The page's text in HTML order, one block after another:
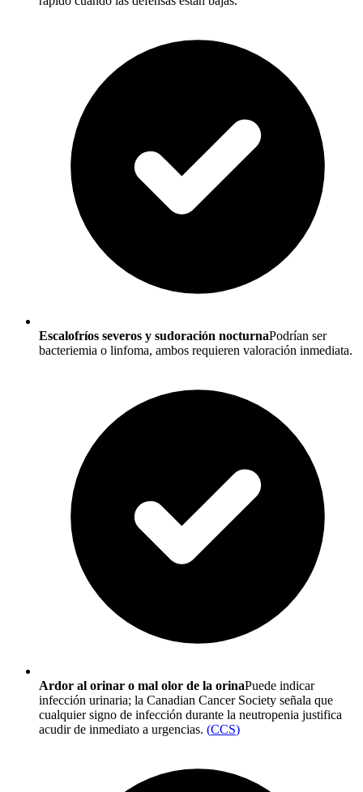
Escalofríos severos y sudoración nocturnaPodrían ser
bacteriemia o linfoma, ambos requieren valoración inmediata.
Ardor al orinar o mal olor de la orinaPuede indicar
infección urinaria; la Canadian Cancer Society señala que
cualquier signo de infección durante la neutropenia justifica
acudir de inmediato a urgencias. (CCS)